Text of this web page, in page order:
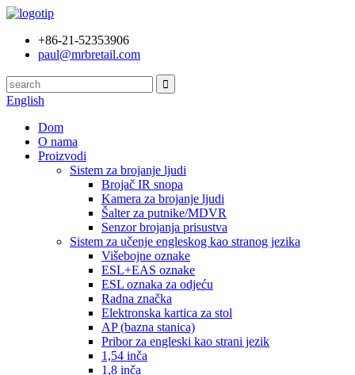
+86-21-52353906
paul@mrbretail.com
English
Dom
O nama
Proizvodi
Sistem za brojanje ljudi
Brojač IR snopa
Kamera za brojanje ljudi
Šalter za putnike/MDVR
Senzor brojanja prisustva
Sistem za učenje engleskog kao stranog jezika
Višebojne oznake
ESL+EAS oznake
ESL oznaka za odjeću
Radna značka
Elektronska kartica za stol
AP (bazna stanica)
Pribor za engleski kao strani jezik
1,54 inča
1,8 inča